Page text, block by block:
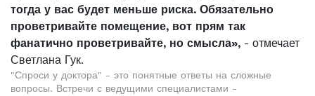
тогда у вас будет меньше риска. Обязательно
проветривайте помещение, вот прям так
фанатично проветривайте, но смысла», - отмечает
Светлана Гук.
"Спроси у доктора" - это понятные ответы на сложные
вопросы. Встречи с ведущими специалистами -